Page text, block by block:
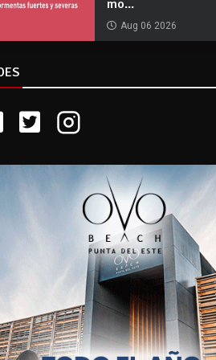
mo...
Aug 06 2026